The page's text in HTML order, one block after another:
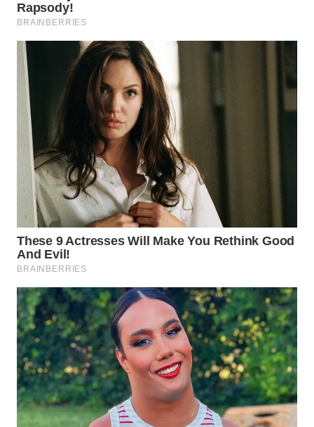
WAHANA
UMKM
WAHANA
PERSONA
WAHANA
OTOMOTIF
WAHANA
HEALTH
WAHANA
DESA
WISATA
LAPAK
WAHANA
Wahana
Network